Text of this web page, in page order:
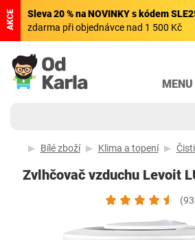
AKCE Sleva 20 % na NOVINKY s kódem
zdarma při objednávce nad 1 500 Kč
MENU
Bílé zboží Klima a topení
Zvlhčovač vzduchu Levoit